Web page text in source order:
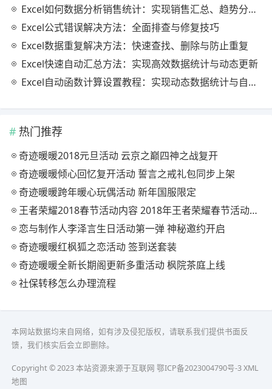
Excel如何数据分析销售统计：实现销售汇总、趋势分析与业绩优化
Excel公式错误解决方法：全面排查与修复技巧
Excel数据重复解决方法：快速查找、删除与防止重复
Excel快速自动汇总方法：实现高效数据统计与动态更新
Excel自动函数计算设置教程：实现动态数据统计与自动更新
热门推荐
奇迹暖暖2018元旦活动 云京之巅四神之战复开
奇迹暖暖倾心回忆复开活动 誓言之戒礼包同步上架
奇迹暖暖跨年暖心玩偶活动 新年国服限定
王者荣耀2018春节活动内容 2018年王者荣耀春节活动大全
恋与制作人李泽言生日活动第一弹 神秘邀约开启
奇迹暖暖红枫狐之恋活动 签到送套装
奇迹暖暖全新长期阁更新多重活动 枫院茶庭上线
社保转移怎么办理流程
本网站数据均来自网络，如有涉及侵犯版权，请联系我们提供书面反
馈，我们核实后会立即删除。
Copyright © 2023 本站资源来源于互联网 鄂ICP备2023004790号-3XML
地图